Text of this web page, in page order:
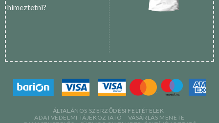
hímeztetni?
ÁLTALÁNOS SZERZŐDÉSI FELTÉTELEK
ADATVÉDELMI TÁJÉKOZTATÓ
VÁSÁRLÁS MENETE